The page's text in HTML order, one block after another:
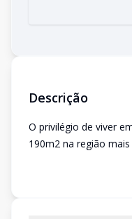
Descrição
O privilégio de viver
190m2 na região